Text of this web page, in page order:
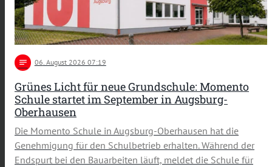
notes 06. August 2026 07:19
Grünes Licht für neue Grundschule: Momento
Schule startet im September in Augsburg-
Oberhausen
Die Momento Schule in Augsburg-Oberhausen hat die
Genehmigung für den Schulbetrieb erhalten. Während der
Endspurt bei den Bauarbeiten läuft, meldet die Schule für